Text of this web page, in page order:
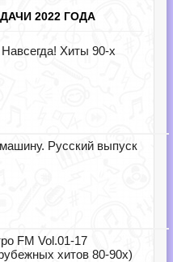
2022 ГОДА
Хиты 90-х
Русский выпуск
FM Vol.01-17
хитов 80-90х)